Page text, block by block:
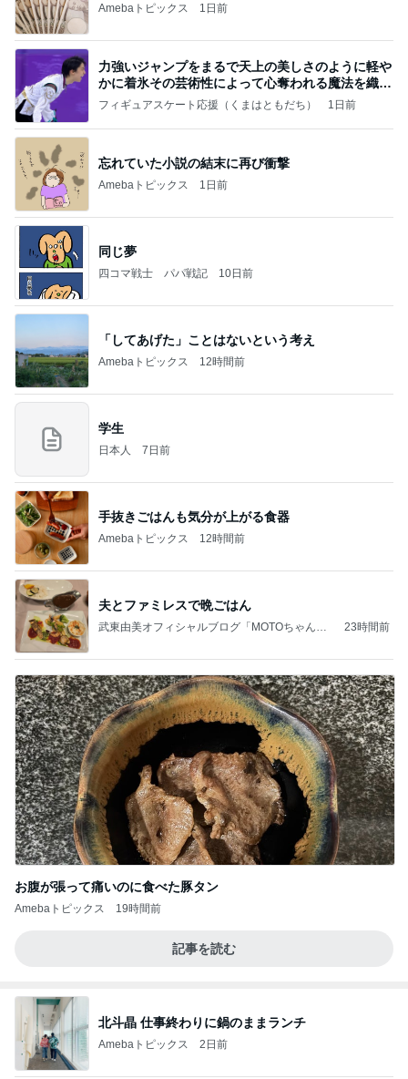
Amebaトピックス 1日前
力強いジャンプをまるで天上の美しさのように軽や
かに着氷その芸術性によって心奪われる魔法を織り
なす
フィギュアスケート応援（くまはともだち） 1日前
忘れていた小説の結末に再び衝撃
Amebaトピックス 1日前
同じ夢
四コマ戦士 パパ戦記 10日前
「してあげた」ことはないという考え
Amebaトピックス 12時間前
学生
日本人 7日前
手抜きごはんも気分が上がる食器
Amebaトピックス 12時間前
夫とファミレスで晩ごはん
武東由美オフィシャルブログ「MOTOちゃんと
23時間前
お腹が張って痛いのに食べた豚タン
Amebaトピックス 19時間前
記事を読む
北斗晶 仕事終わりに鍋のままランチ
Amebaトピックス 2日前